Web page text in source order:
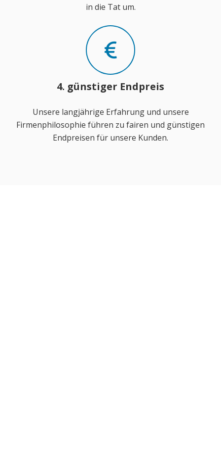
in die Tat um.
4. günstiger Endpreis
Unsere langjährige Erfahrung und unsere
Firmenphilosophie führen zu fairen und günstigen
Endpreisen für unsere Kunden.